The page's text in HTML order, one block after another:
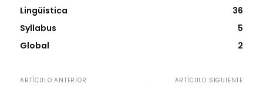
Lingüística
36
Syllabus
5
Global
2
ARTÍCULO ANTERIOR ARTÍCULO SIGUIENTE